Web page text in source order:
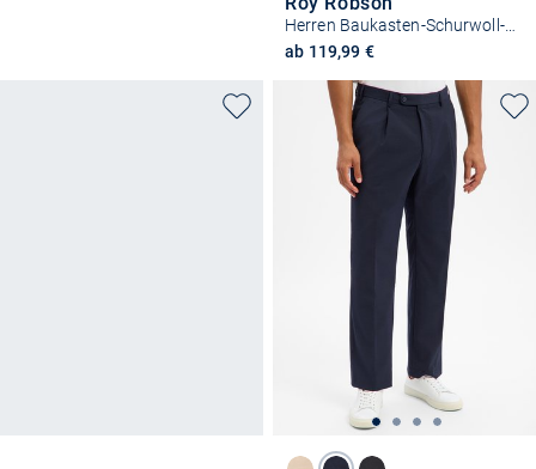
Herren Baukasten-Schurwoll-Hose
ab 119,99 €